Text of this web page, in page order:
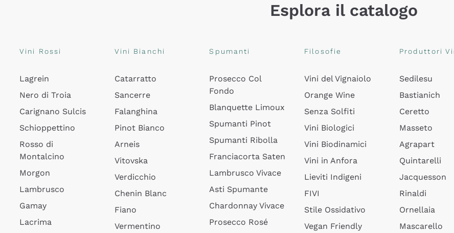
Esplora il catalogo
Vini Rossi
Lagrein
Nero di Troia
Carignano Sulcis
Schioppettino
Rosso di
Montalcino
Morgon
Lambrusco
Gamay
Lacrima
Vini Bianchi
Catarratto
Sancerre
Falanghina
Pinot Bianco
Arneis
Vitovska
Verdicchio
Chenin Blanc
Fiano
Vermentino
Spumanti
Prosecco Col
Fondo
Blanquette Limoux
Spumanti Pinot
Spumanti Ribolla
Franciacorta Saten
Lambrusco Vivace
Asti Spumante
Chardonnay Vivace
Prosecco Rosé
Filosofie
Vini del Vignaiolo
Orange Wine
Senza Solfiti
Vini Biologici
Vini Biodinamici
Vini in Anfora
Lieviti Indigeni
FIVI
Stile Ossidativo
Vegan Friendly
Produttori
Sedilesu
Bastianich
Ceretto
Masseto
Agrapart
Quintarelli
Jacquesson
Rinaldi
Ornellaia
Mascarello